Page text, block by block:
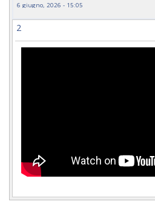
6 giugno, 2026 - 15:05
2